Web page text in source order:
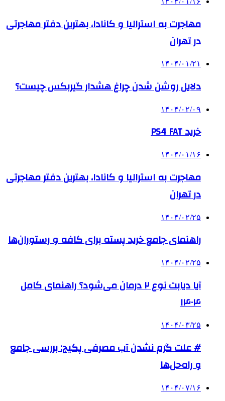
مهاجرت به استرالیا و کانادا، بهترین دفتر مهاجرتی
در تهران
۱۴۰۴/۰۱/۲۱
دلایل روشن شدن چراغ هشدار گیربکس چیست؟
۱۴۰۴/۰۲/۰۹
خرید PS4 FAT
۱۴۰۴/۰۱/۱۶
مهاجرت به استرالیا و کانادا، بهترین دفتر مهاجرتی
در تهران
۱۴۰۴/۰۲/۲۵
راهنمای جامع خرید پسته برای کافه و رستوران‌ها
۱۴۰۴/۰۲/۲۵
آیا دیابت نوع ۲ درمان می‌شود؟ راهنمای کامل
۱۴۰۴
۱۴۰۴/۰۳/۲۵
# علت گرم نشدن آب مصرفی پکیج: بررسی جامع
و راه‌حل‌ها
۱۴۰۴/۰۷/۱۶